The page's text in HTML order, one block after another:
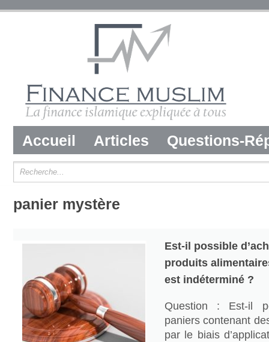
Accueil Articles Questions-
panier mystère
Est-il possible
produits
est indéterminé ?
Question : Est-il
paniers contenant
par le biais